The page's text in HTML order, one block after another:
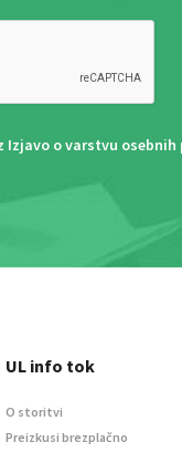
Izjavo o varstvu osebnih
UL info tok
O storitvi
Preizkusi brezplačno